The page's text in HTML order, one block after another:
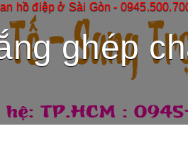
hồ điệp ở Sài Gòn -
ghép